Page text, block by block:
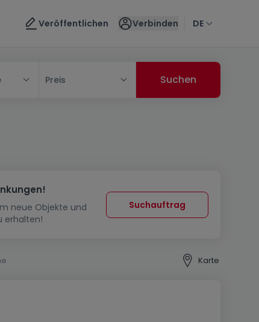
Veröffentlichen Verbinden DE
Preis
neue Objekte und
erhalten!
Suchauftrag
Karte